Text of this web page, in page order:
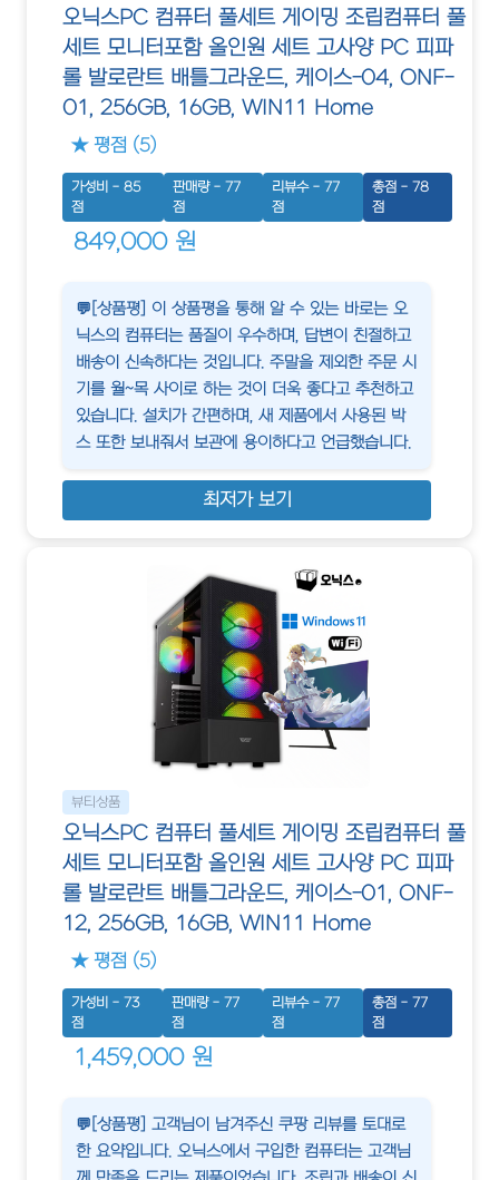
오닉스PC 컴퓨터 풀세트 게이밍 조립컴퓨터 풀
세트 모니터포함 올인원 세트 고사양 PC 피파
롤 발로란트 배틀그라운드, 케이스-04, ONF-
01, 256GB, 16GB, WIN11 Home
★ 평점 (5)
가성비 - 85
점
판매량 - 77
점
리뷰수 - 77
점
총점 - 78
점
849,000 원
💬[상품평] 이 상품평을 통해 알 수 있는 바로는 오
닉스의 컴퓨터는 품질이 우수하며, 답변이 친절하고
배송이 신속하다는 것입니다. 주말을 제외한 주문 시
기를 월~목 사이로 하는 것이 더욱 좋다고 추천하고
있습니다. 설치가 간편하며, 새 제품에서 사용된 박
스 또한 보내줘서 보관에 용이하다고 언급했습니다.
최저가 보기
뷰티상품
오닉스PC 컴퓨터 풀세트 게이밍 조립컴퓨터 풀
세트 모니터포함 올인원 세트 고사양 PC 피파
롤 발로란트 배틀그라운드, 케이스-01, ONF-
12, 256GB, 16GB, WIN11 Home
★ 평점 (5)
가성비 - 73
점
판매량 - 77
점
리뷰수 - 77
점
총점 - 77
점
1,459,000 원
💬[상품평] 고객님이 남겨주신 쿠팡 리뷰를 토대로
한 요약입니다. 오닉스에서 구입한 컴퓨터는 고객님